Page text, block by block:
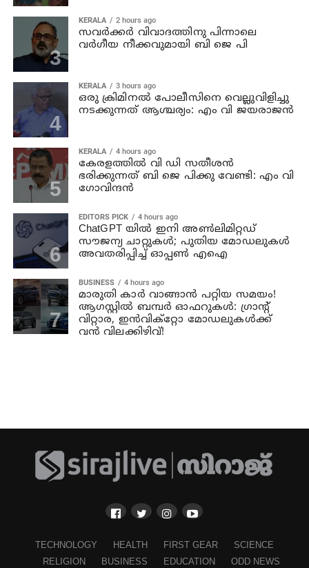
KERALA 2 hours ago
സവര്‍ക്കര്‍ വിവാദത്തിനു പിന്നാലെ
വര്‍ഗീയ നീക്കവുമായി ബി ജെ പി
KERALA 3 hours ago
ഒരു ക്രിമിനല്‍ പോലീസിനെ വെല്ലുവിളിച്ചു
നടക്കുന്നത് ആശ്ചര്യം: എം വി ജയരാജന്‍
KERALA 4 hours ago
കേരളത്തില്‍ വി ഡി സതീശന്‍
ഭരിക്കുന്നത് ബി ജെ പിക്കു വേണ്ടി: എം വി
ഗോവിന്ദന്‍
EDITORS PICK 4 hours ago
ChatGPT യിൽ ഇനി അൺലിമിറ്റഡ്
സൗജന്യ ചാറ്റുകൾ; പുതിയ മോഡലുകൾ
അവതരിപ്പിച്ച് ഓപ്പൺ എഐ
BUSINESS 4 hours ago
മാരുതി കാർ വാങ്ങാൻ പറ്റിയ സമയം!
ആഗസ്റ്റിൽ ബമ്പർ ഓഫറുകൾ: ഗ്രാന്റ്
വിറ്റാര, ഇൻവിക്റ്റോ മോഡലുകൾക്ക്
വൻ വിലക്കിഴിവ്!
TECHNOLOGY HEALTH FIRST GEAR
SCIENCE
RELIGION
BUSINESS EDUCATION ODD NEWS